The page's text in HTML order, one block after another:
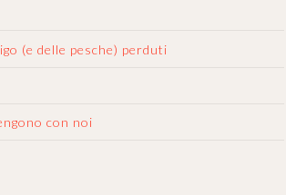
(e delle pesche) perduti
con noi